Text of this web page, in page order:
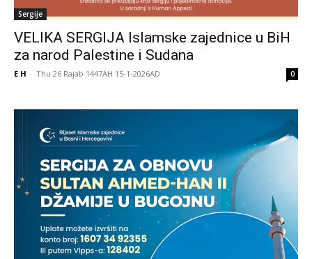
Sergije
VELIKA SERGIJA Islamske zajednice u BiH
za narod Palestine i Sudana
E H - Thu 26 Rajab 1447AH 15-1-2026AD 0